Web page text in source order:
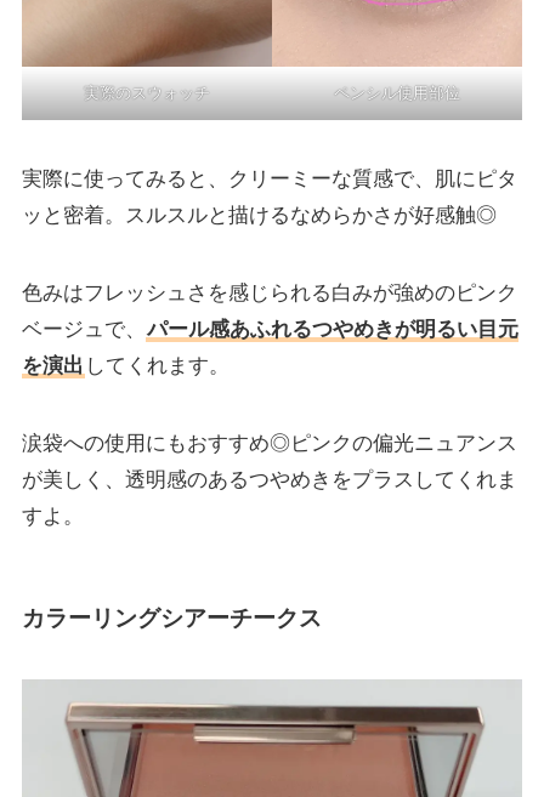
実際のスウォッチ ペンシル使用部位
実際に使ってみると、クリーミーな質感で、肌にピタ
ッと密着。スルスルと描けるなめらかさが好感触◎
色みはフレッシュさを感じられる白みが強めのピンク
ベージュで、 パール感あふれるつやめきが明るい目元
を演出 してくれます。
涙袋への使用にもおすすめ◎ピンクの偏光ニュアンス
が美しく、透明感のあるつやめきをプラスしてくれま
すよ。
カラーリングシアーチークス